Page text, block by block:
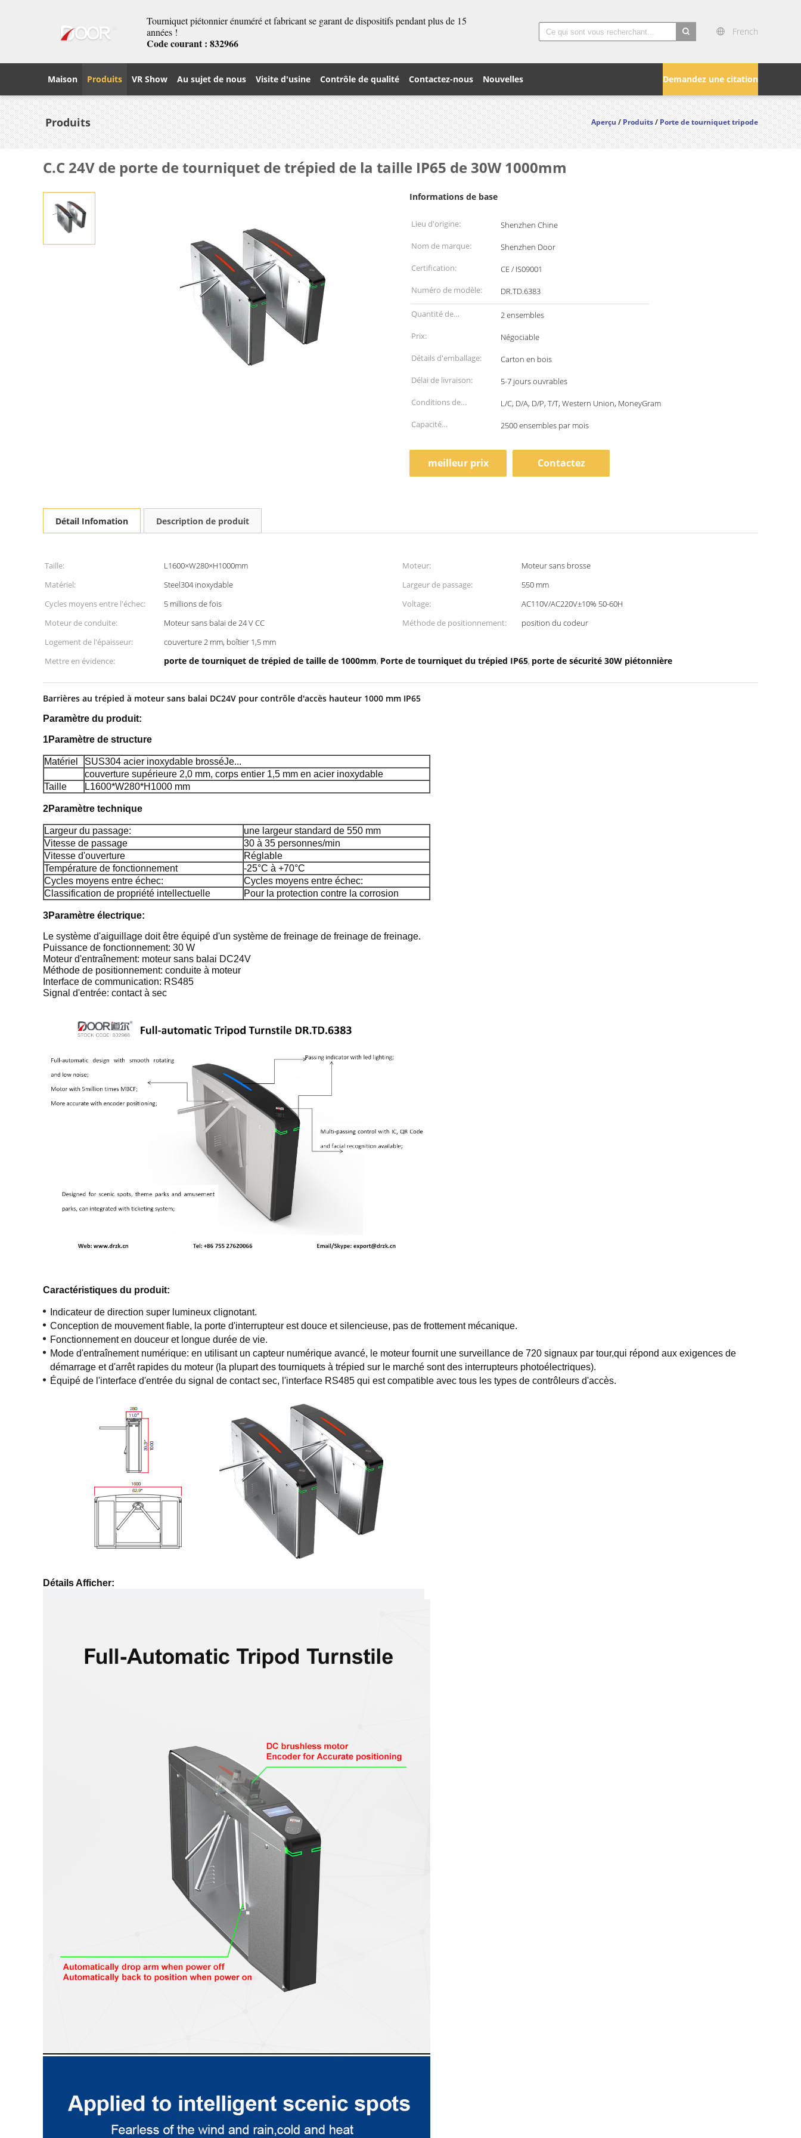
Tourniquet piétonnier énuméré et fabricant se garant de dispositifs pendant plus de 15
années !
Code courant : 832966
French
Demandez une citation
Maison Produits VR Show Au sujet de nous Visite d'usine Contrôle de qualité Contactez-nous Nouvelles
Produits Aperçu/Produits/Porte de tourniquet tripode
C.C 24V de porte de tourniquet de trépied de la taille IP65 de 30W 1000mm
Informations de base
Lieu d'origine:
Shenzhen Chine
Nom de marque:
Shenzhen Door
Certification:
CE / IS09001
Numéro de modèle:
DR.TD.6383
Quantité de
commande min:
2 ensembles
Prix:
Négociable
Détails d'emballage:
Carton en bois
Délai de livraison:
5-7 jours ouvrables
Conditions de
paiement:
L/C, D/A, D/P, T/T, Western Union, MoneyGram
Capacité
2500 ensembles par mois
meilleur prix Contactez
Détail Infomation Description de produit
Taille: L1600×W280×H1000mm Moteur:
Moteur sans brosse
Matériel:
Steel304 inoxydable Largeur de passage:
550 mm
Cycles moyens entre l'échec:
5 millions de fois Voltage:
AC110V/AC220V±10% 50-60H
Moteur de conduite:
Moteur sans balai de 24 V CC Méthode de positionnement:
position du codeur
Logement de l'épaisseur:
couverture 2 mm, boîtier 1,5 mm
Mettre en évidence:
porte de tourniquet de trépied de taille de 1000mm, Porte de tourniquet du trépied IP65, porte de sécurité 30W piétonnière
Barrières au trépied à moteur sans balai DC24V pour contrôle d'accès hauteur 1000 mm IP65
Paramètre du produit:
1Paramètre de structure
Matériel SUS304 acier inoxydable brosséJe...
couverture supérieure 2,0 mm, corps entier 1,5 mm en acier inoxydable
Taille
L1600*W280*H1000 mm
2Paramètre technique
Largeur du passage:
une largeur standard de 550 mm
Vitesse de passage
30 à 35 personnes/min
Vitesse d'ouverture
Réglable
Température de fonctionnement
-25°C à +70°C
Cycles moyens entre échec:
Cycles moyens entre échec:
Classification de propriété intellectuelle
Pour la protection contre la corrosion
3Paramètre électrique:
Le système d'aiguillage doit être équipé d'un système de freinage de freinage de freinage.
Puissance de fonctionnement: 30 W
Moteur d'entraînement: moteur sans balai DC24V
Méthode de positionnement: conduite à moteur
Interface de communication: RS485
Signal d'entrée: contact à sec
Caractéristiques du produit:
Indicateur de direction super lumineux clignotant.
Conception de mouvement fiable, la porte d'interrupteur est douce et silencieuse, pas de frottement mécanique.
Fonctionnement en douceur et longue durée de vie.
Mode d'entraînement numérique: en utilisant un capteur numérique avancé, le moteur fournit une surveillance de 720 signaux par tour,qui répond aux exigences de
démarrage et d'arrêt rapides du moteur (la plupart des tourniquets à trépied sur le marché sont des interrupteurs photoélectriques).
Équipé de l'interface d'entrée du signal de contact sec, l'interface RS485 qui est compatible avec tous les types de contrôleurs d'accès.
Détails Afficher: